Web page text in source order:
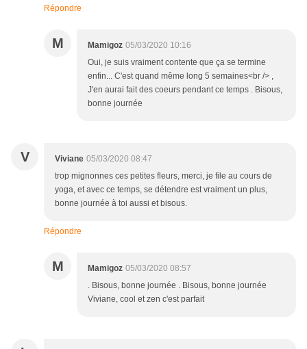
Répondre
M Mamigoz 05/03/2020 10:16
Oui, je suis vraiment contente que ça se termine
enfin... C'est quand même long 5 semaines<br /> ,
J'en aurai fait des coeurs pendant ce temps . Bisous,
bonne journée
V Viviane 05/03/2020 08:47
trop mignonnes ces petites fleurs, merci, je file au cours de
yoga, et avec ce temps, se détendre est vraiment un plus,
bonne journée à toi aussi et bisous.
Répondre
M Mamigoz 05/03/2020 08:57
. Bisous, bonne journée . Bisous, bonne journée
Viviane, cool et zen c'est parfait